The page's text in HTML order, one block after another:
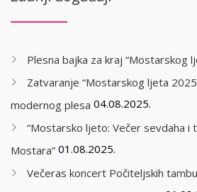
Plesna bajka za kraj “Mostarskog
Zatvaranje “Mostarskog ljeta
modernog plesa 04.08.2025.
“Mostarsko ljeto: Večer sevdaha i
Mostara” 01.08.2025.
Večeras koncert Počiteljskih